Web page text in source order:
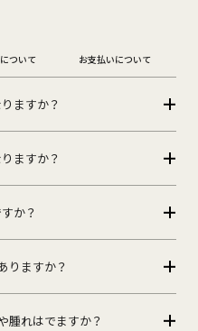
ついて お支払いについて
ますか？
ますか？
か？
りますか？
腫れはでますか？